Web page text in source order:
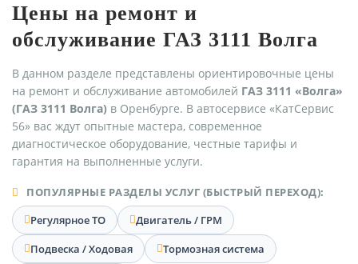
Цены на ремонт и
обслуживание ГАЗ 3111 Волга
В данном разделе представлены ориентировочные цены
на ремонт и обслуживание автомобилей ГАЗ 3111 «Волга»
(ГАЗ 3111 Волга) в Оренбурге. В автосервисе «КатСервис
56» вас ждут опытные мастера, современное
диагностическое оборудование, честные тарифы и
гарантия на выполненные услуги.
ПОПУЛЯРНЫЕ РАЗДЕЛЫ УСЛУГ (БЫСТРЫЙ ПЕРЕХОД):
Регулярное ТО
Двигатель / ГРМ
Подвеска / Ходовая
Тормозная система